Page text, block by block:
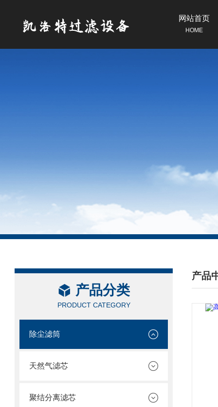
网站首页
HOME
产品分类
PRODUCT CATEGORY
除尘滤筒
天然气滤芯
聚结分离滤芯
产品
/